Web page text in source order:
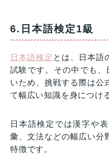
6.日本語検定1級
日本語検定 とは、日本語
試験です。その中でも
いため、挑戦する際は公
て幅広い知識を身につけ
日本語検定では漢字や
彙、文法などの幅広い分
特徴です。